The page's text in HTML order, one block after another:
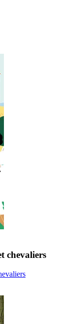
chevaliers